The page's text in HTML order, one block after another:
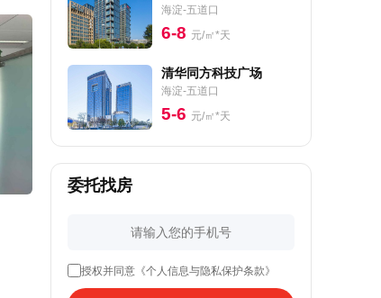
海淀-五道口
6-8 元/㎡*天
清华同方科技广场
海淀-五道口
5-6 元/㎡*天
委托找房
授权并同意《个人信息与隐私保护条款》